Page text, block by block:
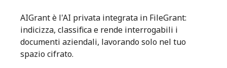
AIGrant è l'AI privata integrata in FileGrant:
indicizza, classifica e rende interrogabili i
documenti aziendali, lavorando solo nel tuo
spazio cifrato.